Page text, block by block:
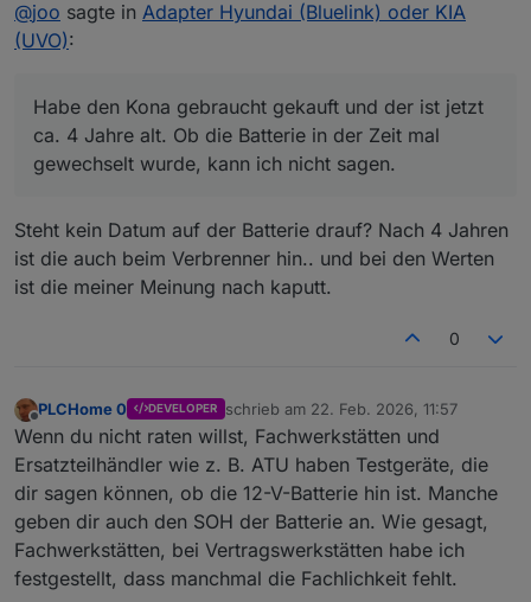
deutlich besser aus. Bei 65% hatte ich 11,9V gemessen.
Habe den Kona gebraucht gekauft und der ist jetzt ca. 4
@joo sagte in Adapter Hyundai (Bluelink) oder KIA
(UVO):
Habe den Kona gebraucht gekauft und der ist jetzt
ca. 4 Jahre alt. Ob die Batterie in der Zeit mal
gewechselt wurde, kann ich nicht sagen.
Steht kein Datum auf der Batterie drauf? Nach 4 Jahren
ist die auch beim Verbrenner hin.. und bei den Werten
ist die meiner Meinung nach kaputt.
0
Offline
PLCHome 0 DEVELOPER schrieb am 22. Feb. 2026, 11:57
zuletzt editiert von
Wenn du nicht raten willst, Fachwerkstätten und
Ersatzteilhändler wie z. B. ATU haben Testgeräte, die
dir sagen können, ob die 12-V-Batterie hin ist. Manche
geben dir auch den SOH der Batterie an. Wie gesagt,
Fachwerkstätten, bei Vertragswerkstätten habe ich
festgestellt, dass manchmal die Fachlichkeit fehlt.